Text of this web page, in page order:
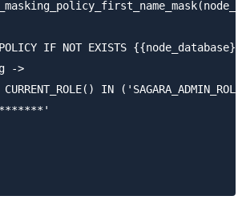
POLICY IF NOT EXISTS
->
CURRENT_ROLE() IN